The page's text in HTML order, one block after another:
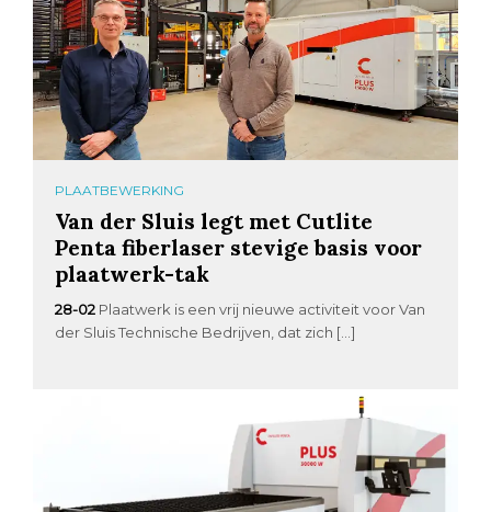
PLAATBEWERKING
Van der Sluis legt met Cutlite
Penta fiberlaser stevige basis voor
plaatwerk-tak
28-02 Plaatwerk is een vrij nieuwe activiteit voor Van
der Sluis Technische Bedrijven, dat zich […]